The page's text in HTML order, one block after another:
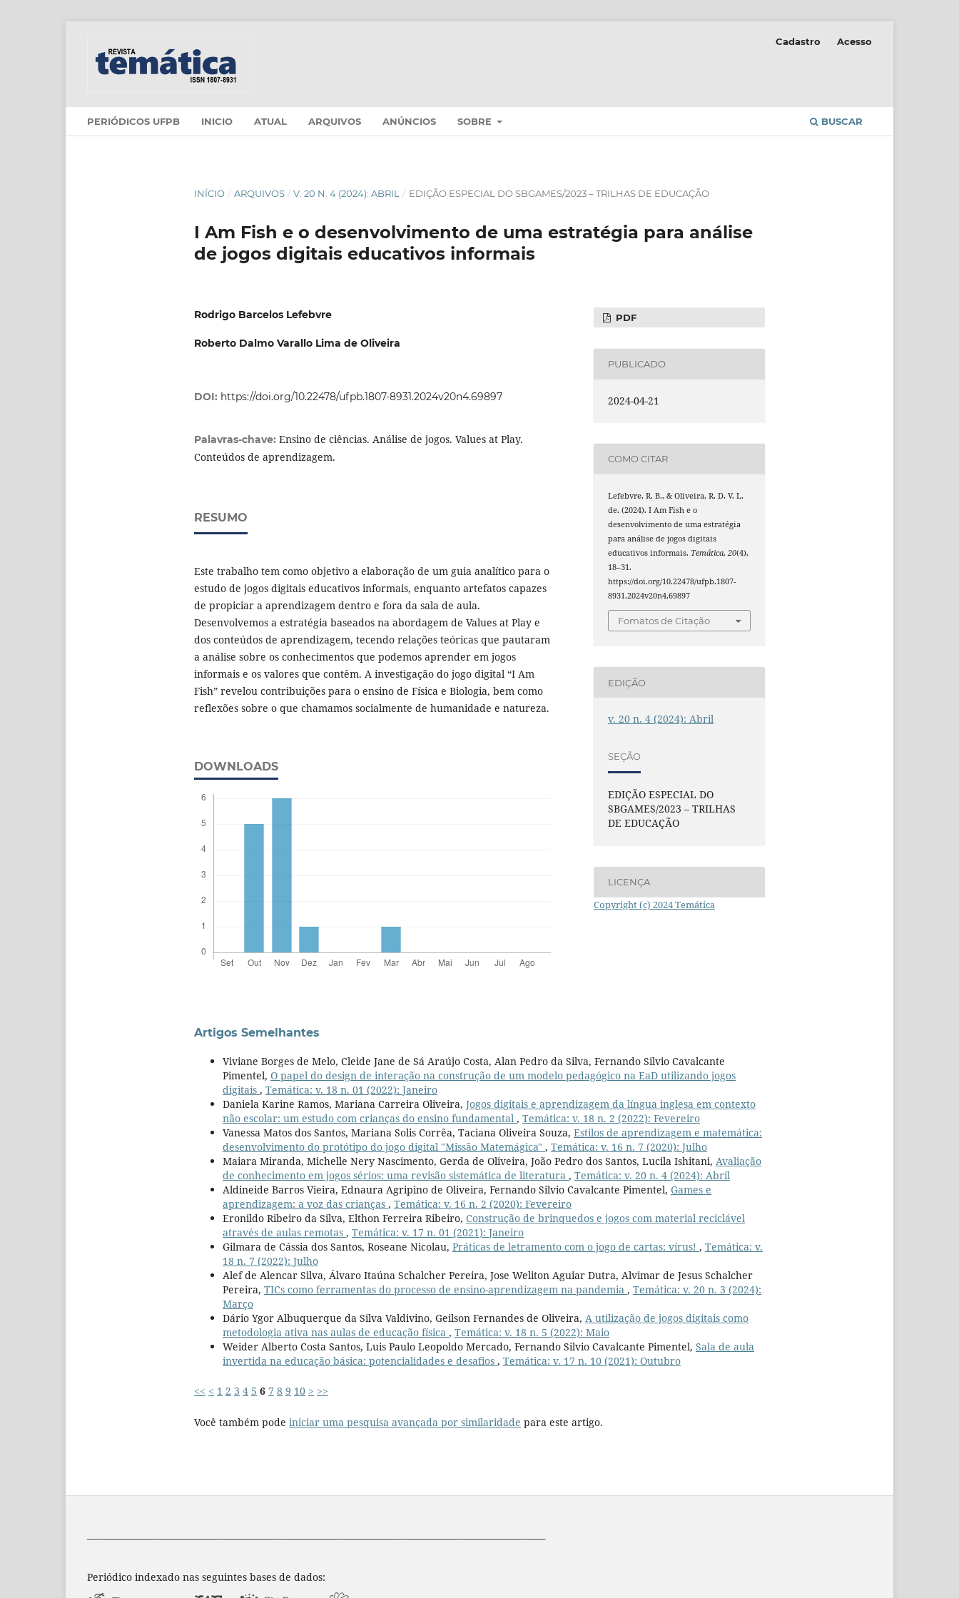
PERIÓDICOS UFPB INICIO ATUAL ARQUIVOS ANÚNCIOS SOBRE BUSCAR
Cadastro Acesso
INÍCIO / ARQUIVOS / V. 20 N. 4 (2024): ABRIL / EDIÇÃO ESPECIAL DO SBGAMES/2023 – TRILHAS DE EDUCAÇÃO
I Am Fish e o desenvolvimento de uma estratégia para análise
de jogos digitais educativos informais
Rodrigo Barcelos Lefebvre
Roberto Dalmo Varallo Lima de Oliveira
DOI: https://doi.org/10.22478/ufpb.1807-8931.2024v20n4.69897
Palavras-chave: Ensino de ciências. Análise de jogos. Values at Play.
Conteúdos de aprendizagem.
RESUMO
Este trabalho tem como objetivo a elaboração de um guia analítico para o
estudo de jogos digitais educativos informais, enquanto artefatos capazes
de propiciar a aprendizagem dentro e fora da sala de aula.
Desenvolvemos a estratégia baseados na abordagem de Values at Play e
dos conteúdos de aprendizagem, tecendo relações teóricas que pautaram
a análise sobre os conhecimentos que podemos aprender em jogos
informais e os valores que contêm. A investigação do jogo digital “I Am
Fish” revelou contribuições para o ensino de Física e Biologia, bem como
reflexões sobre o que chamamos socialmente de humanidade e natureza.
DOWNLOADS
PDF
PUBLICADO
2024-04-21
COMO CITAR
Lefebvre, R. B., & Oliveira, R. D. V. L.
de. (2024). I Am Fish e o
desenvolvimento de uma estratégia
para análise de jogos digitais
educativos informais. Temática,20(4),
18–31.
https://doi.org/10.22478/ufpb.1807-
8931.2024v20n4.69897
Fomatos de Citação
EDIÇÃO
v. 20 n. 4 (2024): Abril
SEÇÃO
EDIÇÃO ESPECIAL DO
SBGAMES/2023 – TRILHAS
DE EDUCAÇÃO
LICENÇA
Copyright (c) 2024 Temática
Artigos Semelhantes
Viviane Borges de Melo, Cleide Jane de Sá Araújo Costa, Alan Pedro da Silva, Fernando Silvio Cavalcante
Pimentel, O papel do design de interação na construção de um modelo pedagógico na EaD utilizando jogos
digitais , Temática: v. 18 n. 01 (2022): Janeiro
Daniela Karine Ramos, Mariana Carreira Oliveira, Jogos digitais e aprendizagem da língua inglesa em contexto
não escolar: um estudo com crianças do ensino fundamental , Temática: v. 18 n. 2 (2022): Fevereiro
Vanessa Matos dos Santos, Mariana Solis Corrêa, Taciana Oliveira Souza, Estilos de aprendizagem e matemática:
desenvolvimento do protótipo do jogo digital "Missão Matemágica" , Temática: v. 16 n. 7 (2020): Julho
Maiara Miranda, Michelle Nery Nascimento, Gerda de Oliveira, João Pedro dos Santos, Lucila Ishitani, Avaliação
de conhecimento em jogos sérios: uma revisão sistemática de literatura , Temática: v. 20 n. 4 (2024): Abril
Aldineide Barros Vieira, Ednaura Agripino de Oliveira, Fernando Silvio Cavalcante Pimentel, Games e
aprendizagem: a voz das crianças , Temática: v. 16 n. 2 (2020): Fevereiro
Eronildo Ribeiro da Silva, Elthon Ferreira Ribeiro, Construção de brinquedos e jogos com material reciclável
através de aulas remotas , Temática: v. 17 n. 01 (2021): Janeiro
Gilmara de Cássia dos Santos, Roseane Nicolau, Práticas de letramento com o jogo de cartas: vírus! , Temática: v.
18 n. 7 (2022): Julho
Alef de Alencar Silva, Álvaro Itaúna Schalcher Pereira, Jose Weliton Aguiar Dutra, Alvimar de Jesus Schalcher
Pereira, TICs como ferramentas do processo de ensino-aprendizagem na pandemia , Temática: v. 20 n. 3 (2024):
Março
Dário Ygor Albuquerque da Silva Valdivino, Geilson Fernandes de Oliveira, A utilização de jogos digitais como
metodologia ativa nas aulas de educação física , Temática: v. 18 n. 5 (2022): Maio
Weider Alberto Costa Santos, Luis Paulo Leopoldo Mercado, Fernando Silvio Cavalcante Pimentel, Sala de aula
invertida na educação básica: potencialidades e desafios , Temática: v. 17 n. 10 (2021): Outubro
<< < 1 2 3 4 5 6 7 8 9 10 > >>
Você também pode iniciar uma pesquisa avançada por similaridade para este artigo.
Periódico indexado nas seguintes bases de dados: